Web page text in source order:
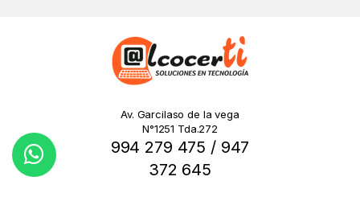
Av. Garcilaso de la vega
N°1251 Tda.272
994 279 475 / 947
372 645